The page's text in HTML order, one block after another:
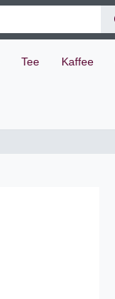
Tee Kaffee